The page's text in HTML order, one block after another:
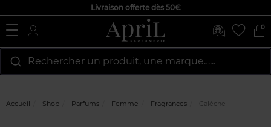
Livraison offerte dès 50€
0
Rechercher un produit, une marque…...
Accueil Shop Parfums Femme Fragrances Calèche